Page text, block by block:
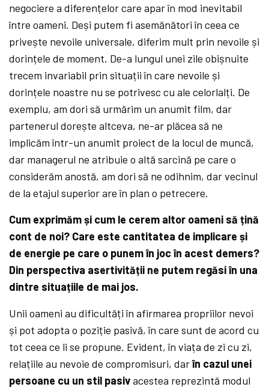
negociere a diferențelor care apar în mod inevitabil
între oameni. Deși putem fi asemănători în ceea ce
privește nevoile universale, diferim mult prin nevoile și
dorințele de moment. De-a lungul unei zile obișnuite
trecem invariabil prin situații în care nevoile și
dorințele noastre nu se potrivesc cu ale celorlalți. De
exemplu, am dori să urmărim un anumit film, dar
partenerul dorește altceva, ne-ar plăcea să ne
implicăm într-un anumit proiect de la locul de muncă,
dar managerul ne atribuie o altă sarcină pe care o
considerăm anostă, am dori să ne odihnim, dar vecinul
de la etajul superior are în plan o petrecere.
Cum exprimăm și cum le cerem altor oameni să țină
cont de noi? Care este cantitatea de implicare și
de energie pe care o punem în joc în acest demers?
Din perspectiva asertivității ne putem regăsi în una
dintre situațiile de mai jos.
Unii oameni au dificultăți în afirmarea propriilor nevoi
și pot adopta o poziție pasivă, în care sunt de acord cu
tot ceea ce li se propune. Evident, în viața de zi cu zi,
relațiile au nevoie de compromisuri, darîn cazul unei
persoane cu un stil pasivacestea reprezintă modul